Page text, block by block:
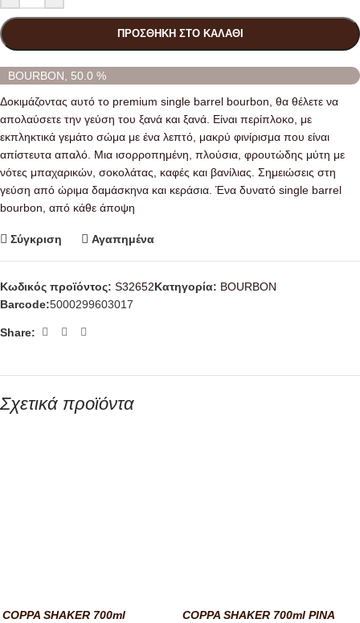
ΠΡΟΣΘΉΚΗ ΣΤΟ ΚΑΛΆΘΙ
BOURBON, 50.0 %
Δοκιμάζοντας αυτό το premium single barrel bourbon, θα θέλετε να
απολαύσετε την γεύση του ξανά και ξανά. Είναι περίπλοκο, με
εκπληκτικά γεμάτο σώμα με ένα λεπτό, μακρύ φινίρισμα που είναι
απίστευτα απαλό. Μια ισορροπημένη, πλούσια, φρουτώδης μύτη με
νότες μπαχαρικών, σοκολάτας, καφές και βανίλιας. Σημειώσεις στη
γεύση από ώριμα δαμάσκηνα και κεράσια. Ένα δυνατό single barrel
bourbon, από κάθε άποψη
Σύγκριση Αγαπημένα
Κωδικός προϊόντος: S32652Κατηγορία: BΟURBON
Barcode:5000299603017
Share:
Σχετικά προϊόντα
COPPA SHAKER 700ml
COPPA SHAKER 700ml PINA